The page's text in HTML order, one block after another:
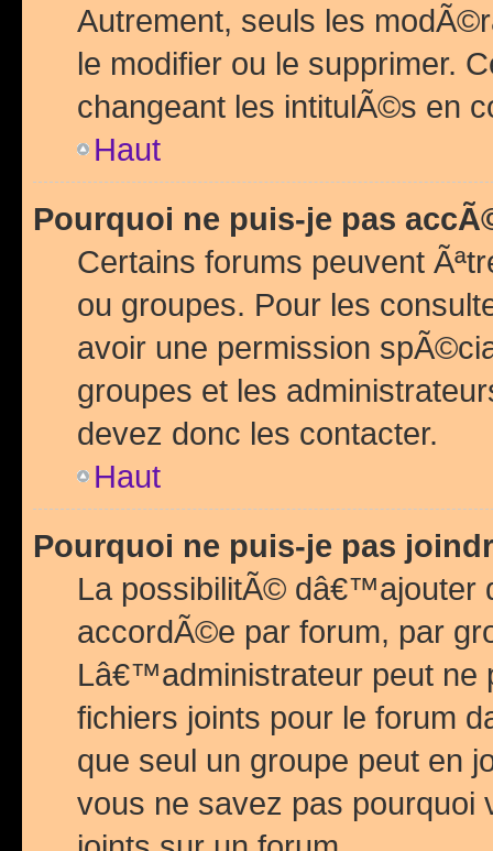
Autrement, seuls les
le modifier ou le supprimer.
changeant les intitulÃ©s en
Haut
Pourquoi ne puis-je pas
Certains forums peuvent
ou groupes. Pour les
avoir une permission
groupes et les
devez donc les contacter.
Haut
Pourquoi ne puis-je pas
La possibilitÃ© dâ€™ajouter
accordÃ©e par forum, par
Lâ€™administrateur peut
fichiers joints pour le forum
que seul un groupe peut en
vous ne savez pas pourquoi